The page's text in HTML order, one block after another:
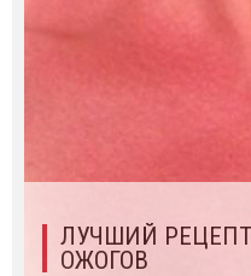
ЛУЧШИЙ
ОЖОГОВ